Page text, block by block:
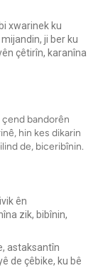
xwarinek ku
ji ber ku
çêtirîn, karanîna
bandorên
hin kes dikarin
de, biceribînin.
ên
zik, bibînin,
astaksantîn
de çêbike, ku bê